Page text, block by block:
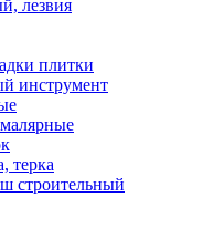
лезвия
плитки
инструмент
терка
строительный